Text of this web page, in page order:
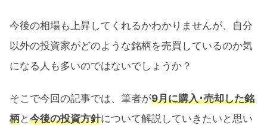
今後の相場も上昇してくれるかわかりませんが、自分
以外の投資家がどのような銘柄を売買しているのか気
になる人も多いのではないでしょうか？
そこで今回の記事では、筆者が9月に購入･売却した銘
柄と今後の投資方針について解説していきたいと思い